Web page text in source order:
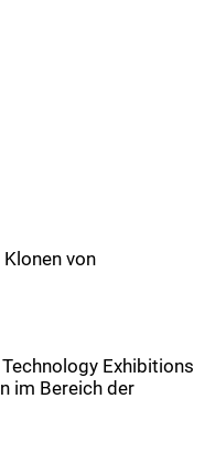
von
Exhibitions
im Bereich der